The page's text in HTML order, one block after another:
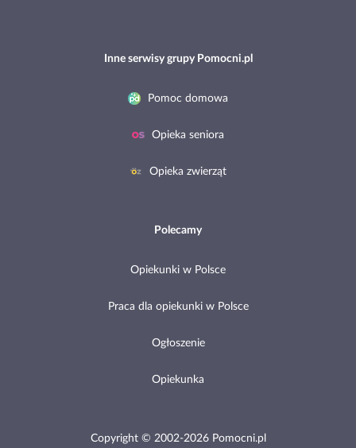
Inne serwisy grupy Pomocni.pl
Pomoc domowa
Opieka seniora
Opieka zwierząt
Polecamy
Opiekunki w Polsce
Praca dla opiekunki w Polsce
Ogłoszenie
Opiekunka
Copyright © 2002-2026 Pomocni.pl